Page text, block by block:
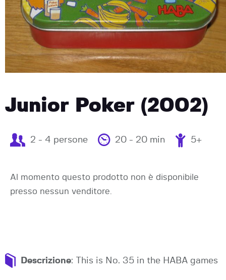
Junior Poker (2002)
2 - 4 persone 20 - 20 min 5+
Al momento questo prodotto non è disponibile
presso nessun venditore.
Descrizione: This is No. 35 in the HABA games